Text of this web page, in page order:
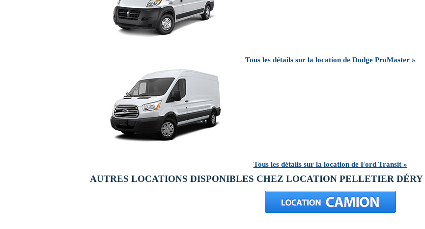
Tous les détails sur la location de Dodge ProMaster »
Tous les détails sur la location de Ford Transit »
AUTRES LOCATIONS DISPONIBLES CHEZ LOCATION PELLETIER